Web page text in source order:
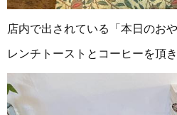
店内で出されている「本日のお
レンチトーストとコーヒーを頂き